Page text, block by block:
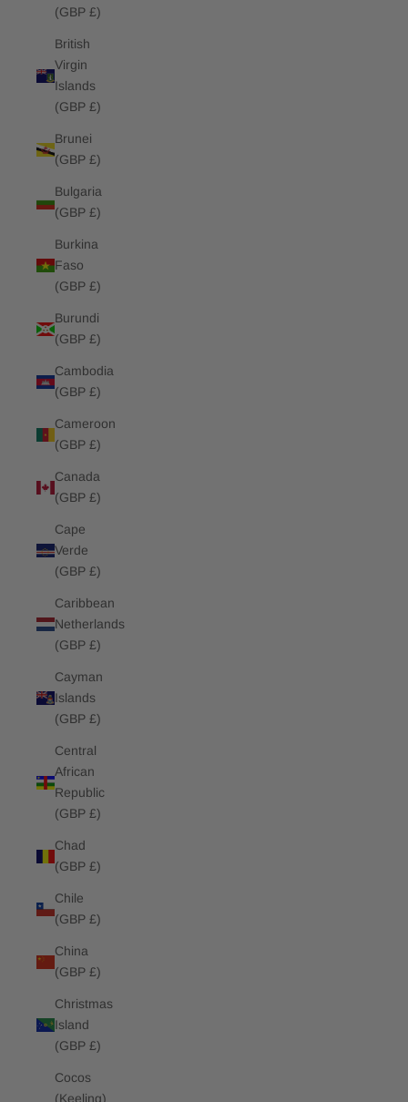
(GBP £)
British
Virgin
Islands
(GBP £)
Brunei
(GBP £)
Bulgaria
(GBP £)
Burkina
Faso
(GBP £)
Burundi
(GBP £)
Cambodia
(GBP £)
Cameroon
(GBP £)
Canada
(GBP £)
Cape
Verde
(GBP £)
Caribbean
Netherlands
(GBP £)
Cayman
Islands
(GBP £)
Central
African
Republic
(GBP £)
Chad
(GBP £)
Chile
(GBP £)
China
(GBP £)
Christmas
Island
(GBP £)
Cocos
(Keeling)